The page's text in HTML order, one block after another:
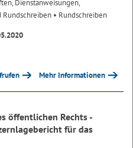
Dienstanweisungen,
Rundschreiben • Rundschreiben
Mehr Informationen
öffentlichen Rechts -
für das